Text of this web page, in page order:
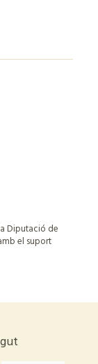
Diputació de
el suport